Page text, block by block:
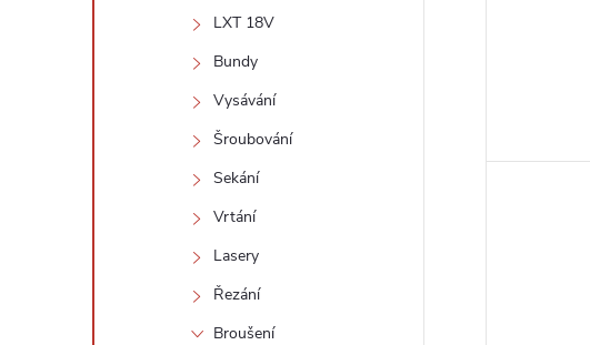
LXT 18V
Bundy
Vysávání
Šroubování
Sekání
Vrtání
Lasery
Řezání
Broušení
k